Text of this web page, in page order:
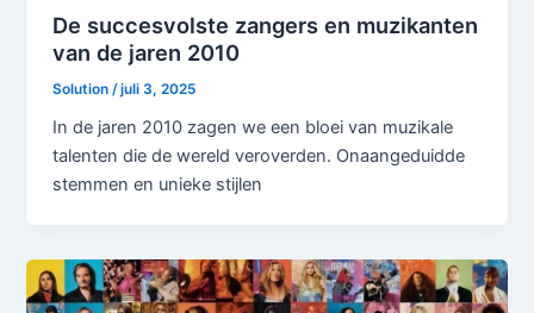
De succesvolste zangers en muzikanten
van de jaren 2010
Solution /juli 3, 2025
In de jaren 2010 zagen we een bloei van muzikale
talenten die de wereld veroverden. Onaangeduidde
stemmen en unieke stijlen